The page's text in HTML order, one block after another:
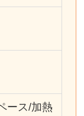
ース/加熱